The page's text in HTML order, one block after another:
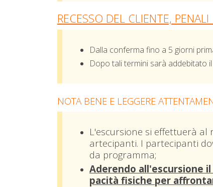
RECESSO DEL CLIENTE,
Dalla conferma fino a 5 giorni
Dopo tali termini sarà addebitato
NOTA BENE E LEGGERE
L'escursione si effettuerà
artecipanti. I partecipanti
da programma;
Aderendo all'escursione
pacità fisiche per